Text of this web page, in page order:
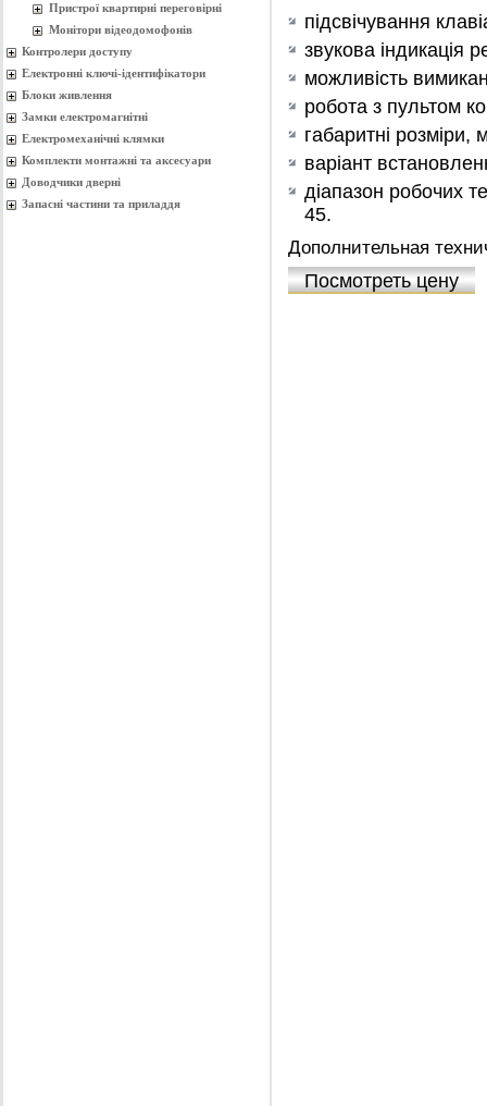
Пристрої квартирні переговірні
Монітори відеодомофонів
Контролери доступу
Електронні ключі-ідентифікатори
Блоки живлення
Замки електромагнітні
Електромеханічні клямки
Комплекти монтажнi та аксесуари
Доводчики дверні
Запасні частини та приладдя
підсвічування
звукова індикація
можливість
робота з пультом
габаритні
варіант
діапазон робочих
45.
Дополнительная
Посмотреть цену